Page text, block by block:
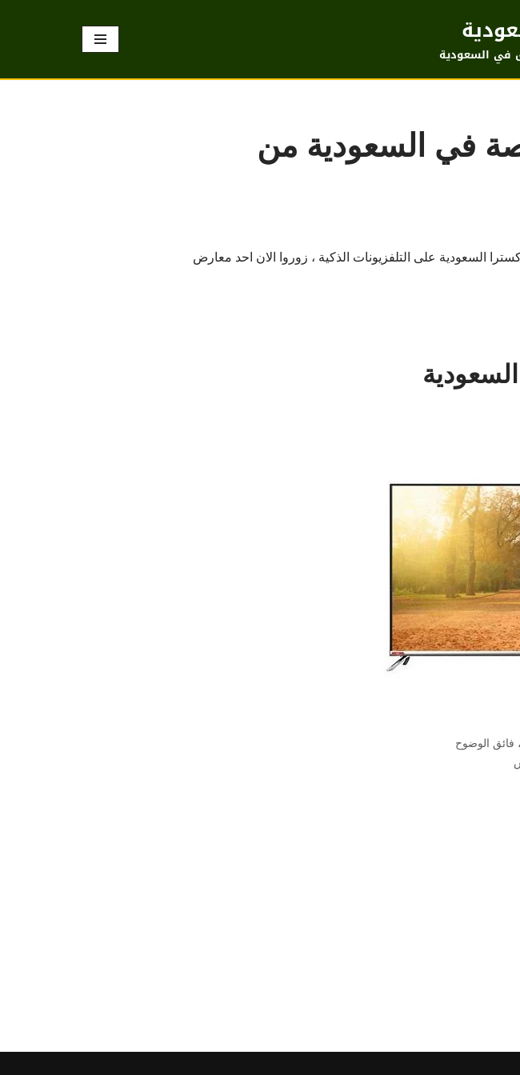
في السعودية
كلاس برو 65 بوصة في السعودية من
بوصة ، لذكي ضمن عروض اكسترا السعودية على التلفزيونات الذكية ، زوروا الان احد معارض